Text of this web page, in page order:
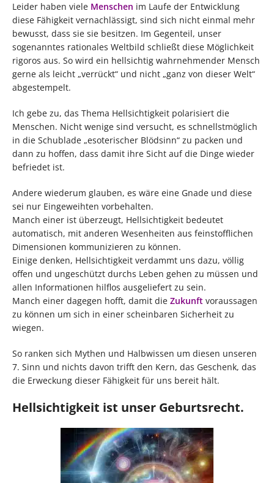
Leider haben viele Menschen im Laufe der Entwicklung
diese Fähigkeit vernachlässigt, sind sich nicht einmal mehr
bewusst, dass sie sie besitzen. Im Gegenteil, unser
sogenanntes rationales Weltbild schließt diese Möglichkeit
rigoros aus. So wird ein hellsichtig wahrnehmender Mensch
gerne als leicht „verrückt“ und nicht „ganz von dieser Welt“
abgestempelt.
Ich gebe zu, das Thema Hellsichtigkeit polarisiert die
Menschen. Nicht wenige sind versucht, es schnellstmöglich
in die Schublade „esoterischer Blödsinn“ zu packen und
dann zu hoffen, dass damit ihre Sicht auf die Dinge wieder
befriedet ist.
Andere wiederum glauben, es wäre eine Gnade und diese
sei nur Eingeweihten vorbehalten.
Manch einer ist überzeugt, Hellsichtigkeit bedeutet
automatisch, mit anderen Wesenheiten aus feinstofflichen
Dimensionen kommunizieren zu können.
Einige denken, Hellsichtigkeit verdammt uns dazu, völlig
offen und ungeschützt durchs Leben gehen zu müssen und
allen Informationen hilflos ausgeliefert zu sein.
Manch einer dagegen hofft, damit die Zukunft voraussagen
zu können um sich in einer scheinbaren Sicherheit zu
wiegen.
So ranken sich Mythen und Halbwissen um diesen unseren
7. Sinn und nichts davon trifft den Kern, das Geschenk, das
die Erweckung dieser Fähigkeit für uns bereit hält.
Hellsichtigkeit ist unser Geburtsrecht.